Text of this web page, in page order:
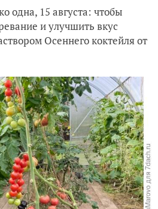
одна, 15 августа: чтобы
и улучшить вкус
Осеннего коктейля от